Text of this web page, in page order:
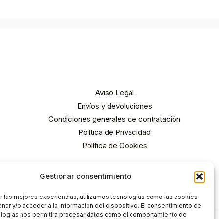
Gestionar consentimiento
las mejores experiencias, utilizamos tecnologías como las cookies
y/o acceder a la información del dispositivo. El consentimiento de
nos permitirá procesar datos como el comportamiento de
Aviso Legal
Envíos y devoluciones
Condiciones generales de contratación
Política de Privacidad
Política de Cookies